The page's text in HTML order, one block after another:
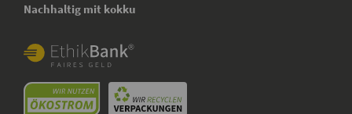
Nachhaltig mit kokku